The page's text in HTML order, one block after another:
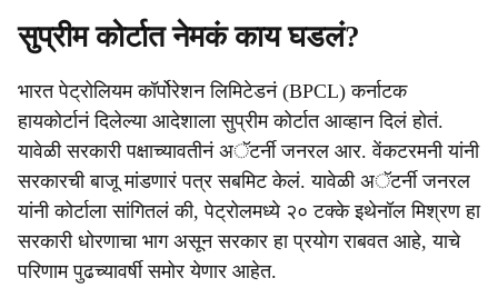
सुप्रीम कोर्टात नेमकं काय घडलं?
भारत पेट्रोलियम कॉर्पोरेशन लिमिटेडनं (BPCL) कर्नाटक
हायकोर्टानं दिलेल्या आदेशाला सुप्रीम कोर्टात आव्हान दिलं होतं.
यावेळी सरकारी पक्षाच्यावतीनं अॅटर्नी जनरल आर. वेंकटरमनी यांनी
सरकारची बाजू मांडणारं पत्र सबमिट केलं. यावेळी अॅटर्नी जनरल
यांनी कोर्टाला सांगितलं की, पेट्रोलमध्ये २० टक्के इथेनॉल मिश्रण हा
सरकारी धोरणाचा भाग असून सरकार हा प्रयोग राबवत आहे, याचे
परिणाम पुढच्यावर्षी समोर येणार आहेत.